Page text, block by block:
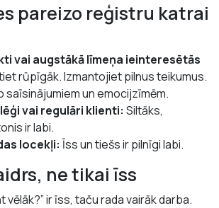
pareizo reģistru katrai
vai augstākā līmeņa ieinteresētās
rūpīgāk. Izmantojiet pilnus teikumus.
saīsinājumiem un emocijzīmēm.
vai regulāri klienti: Siltāks,
ir labi.
locekļi: Īss un tiešs ir pilnīgi labi.
ne tikai īss
vēlāk?” ir īss, taču rada vairāk darba.